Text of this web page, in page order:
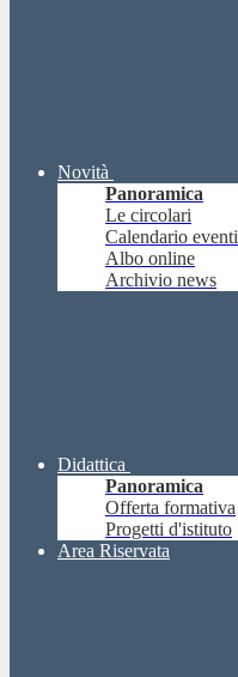
Novità
Panoramica
Le circolari
Calendario eventi
Albo online
Archivio news
Didattica
Panoramica
Offerta formativa
Progetti d'istituto
Area Riservata